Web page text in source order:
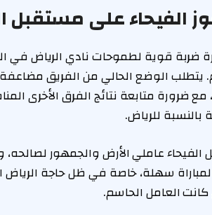
الفيحاء على مستقبل
ضربة قوية لطموحات نادي الرياض
يتطلب الوضع الحالي من الفريق مضاعفة
مع ضرورة متابعة نتائج الفرق
بالنسبة للرياض.
الفيحاء عاملي الأرض والجمهور
سهلة، خاصة في ظل حاجة الرياض
العامل الحاسم.